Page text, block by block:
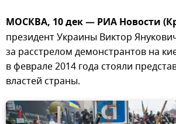
МОСКВА, 10 дек — РИА Новости
президент Украины Виктор
за расстрелом демонстрантов на
в феврале 2014 года стояли
властей страны.